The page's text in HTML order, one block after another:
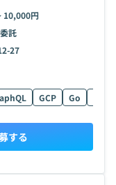
10,000円
託
27
GCP Go
する